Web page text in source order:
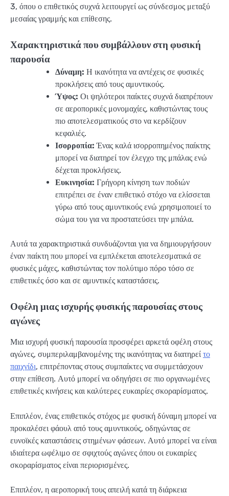
3, όπου ο επιθετικός συχνά λειτουργεί ως σύνδεσμος μεταξύ
μεσαίας γραμμής και επίθεσης.
Χαρακτηριστικά που συμβάλλουν στη φυσική
παρουσία
Δύναμη: Η ικανότητα να αντέχεις σε φυσικές
προκλήσεις από τους αμυντικούς.
Ύψος: Οι ψηλότεροι παίκτες συχνά διαπρέπουν
σε αεροπορικές μονομαχίες, καθιστώντας τους
πιο αποτελεσματικούς στο να κερδίζουν
κεφαλιές.
Ισορροπία: Ένας καλά ισορροπημένος παίκτης
μπορεί να διατηρεί τον έλεγχο της μπάλας ενώ
δέχεται προκλήσεις.
Ευκινησία: Γρήγορη κίνηση των ποδιών
επιτρέπει σε έναν επιθετικό στόχο να ελίσσεται
γύρω από τους αμυντικούς ενώ χρησιμοποιεί το
σώμα του για να προστατεύσει την μπάλα.
Αυτά τα χαρακτηριστικά συνδυάζονται για να δημιουργήσουν
έναν παίκτη που μπορεί να εμπλέκεται αποτελεσματικά σε
φυσικές μάχες, καθιστώντας τον πολύτιμο πόρο τόσο σε
επιθετικές όσο και σε αμυντικές καταστάσεις.
Οφέλη μιας ισχυρής φυσικής παρουσίας στους
αγώνες
Μια ισχυρή φυσική παρουσία προσφέρει αρκετά οφέλη στους
αγώνες, συμπεριλαμβανομένης της ικανότητας να διατηρείτο
παιχνίδι, επιτρέποντας στους συμπαίκτες να συμμετάσχουν
στην επίθεση. Αυτό μπορεί να οδηγήσει σε πιο οργανωμένες
επιθετικές κινήσεις και καλύτερες ευκαιρίες σκοραρίσματος.
Επιπλέον, ένας επιθετικός στόχος με φυσική δύναμη μπορεί να
προκαλέσει φάουλ από τους αμυντικούς, οδηγώντας σε
ευνοϊκές καταστάσεις στημένων φάσεων. Αυτό μπορεί να είναι
ιδιαίτερα ωφέλιμο σε σφιχτούς αγώνες όπου οι ευκαιρίες
σκοραρίσματος είναι περιορισμένες.
Επιπλέον, η αεροπορική τους απειλή κατά τη διάρκεια